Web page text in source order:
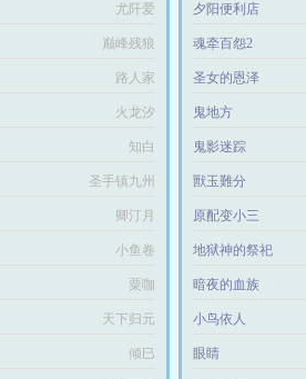
尤阡爱
巅峰残狼
路人家
火龙汐
知白
圣手镇九州
卿汀月
小鱼卷
粟咖
天下归元
倾巳
夕阳便利店
魂牵百怨2
圣女的恩泽
鬼地方
鬼影迷踪
獸玉難分
原配变小三
地狱神的祭祀
暗夜的血族
小鸟依人
眼睛